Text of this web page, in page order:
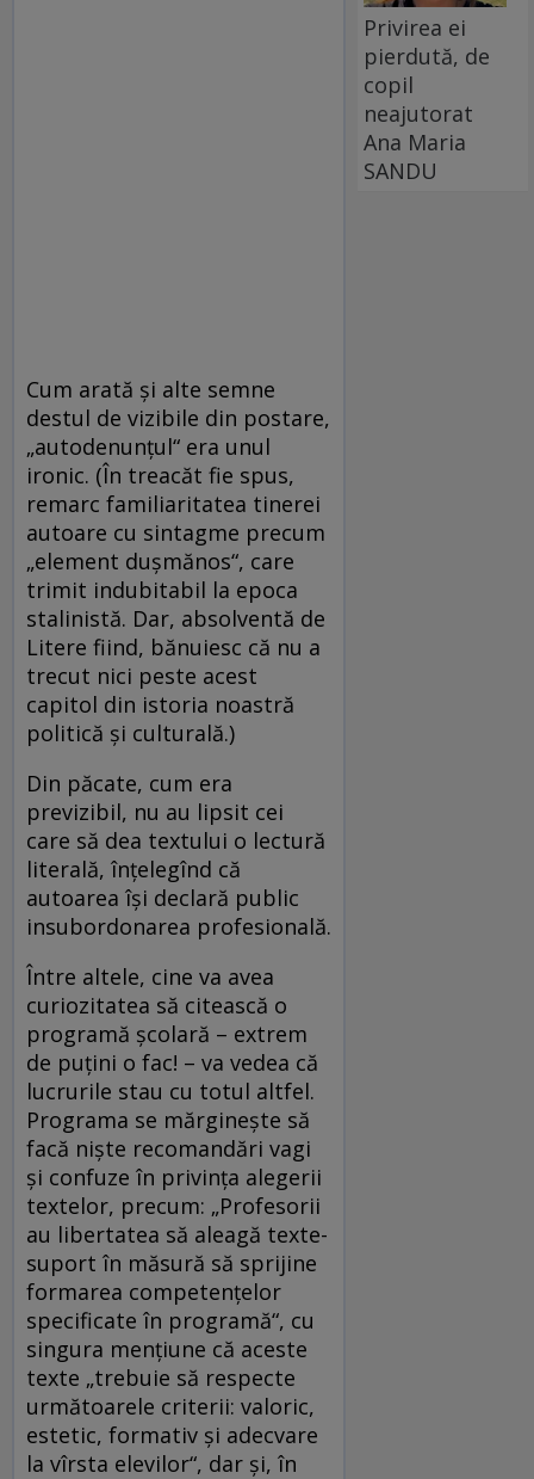
Cum arată și alte semne
destul de vizibile din postare,
„autodenunțul“ era unul
ironic. (În treacăt fie spus,
remarc familiaritatea tinerei
autoare cu sintagme precum
„element dușmănos“, care
trimit indubitabil la epoca
stalinistă. Dar, absolventă de
Litere fiind, bănuiesc că nu a
trecut nici peste acest
capitol din istoria noastră
politică și culturală.)
Din păcate, cum era
previzibil, nu au lipsit cei
care să dea textului o lectură
literală, înțelegînd că
autoarea își declară public
insubordonarea profesională.
Între altele, cine va avea
curiozitatea să citească o
programă școlară – extrem
de puțini o fac! – va vedea că
lucrurile stau cu totul altfel.
Programa se mărginește să
facă niște recomandări vagi
și confuze în privința alegerii
textelor, precum: „Profesorii
au libertatea să aleagă texte-
suport în măsură să sprijine
formarea competențelor
specificate în programă“, cu
singura mențiune că aceste
texte „trebuie să respecte
următoarele criterii: valoric,
estetic, formativ și adecvare
la vîrsta elevilor“, dar și, în
Privirea ei
pierdută, de
copil
neajutorat
Ana Maria
SANDU